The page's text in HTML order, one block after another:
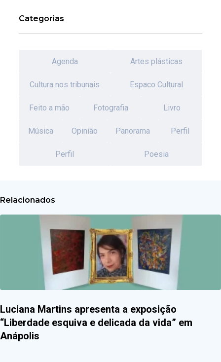
Categorias
Agenda Artes plásticas
Cultura nos tribunais Espaco Cultural
Feito a mão Fotografia Livro
Música Opinião Panorama Perfil
Perfil Poesia
Relacionados
Luciana Martins apresenta a exposição
“Liberdade esquiva e delicada da vida” em
Anápolis